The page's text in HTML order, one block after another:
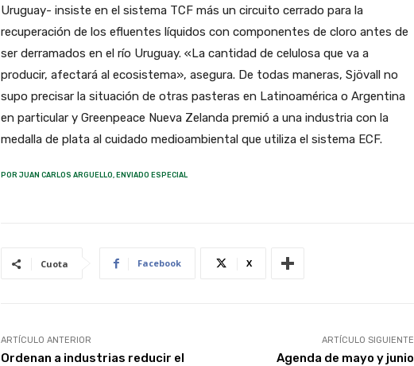
Uruguay- insiste en el sistema TCF más un circuito cerrado para la
recuperación de los efluentes líquidos con componentes de cloro antes de
ser derramados en el río Uruguay. «La cantidad de celulosa que va a
producir, afectará al ecosistema», asegura. De todas maneras, Sjövall no
supo precisar la situación de otras pasteras en Latinoamérica o Argentina
en particular y Greenpeace Nueva Zelanda premió a una industria con la
medalla de plata al cuidado medioambiental que utiliza el sistema ECF.
POR JUAN CARLOS ARGUELLO, ENVIADO ESPECIAL
Cuota Facebook X
ARTÍCULO ANTERIOR
Ordenan a industrias reducir el
ARTÍCULO SIGUIENTE
Agenda de mayo y junio